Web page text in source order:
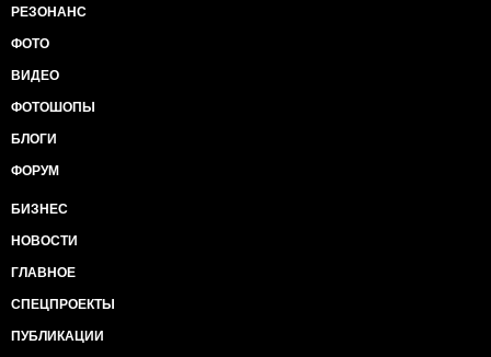
РЕЗОНАНС
ФОТО
ВИДЕО
ФОТОШОПЫ
БЛОГИ
ФОРУМ
БИЗНЕС
НОВОСТИ
ГЛАВНОЕ
СПЕЦПРОЕКТЫ
ПУБЛИКАЦИИ